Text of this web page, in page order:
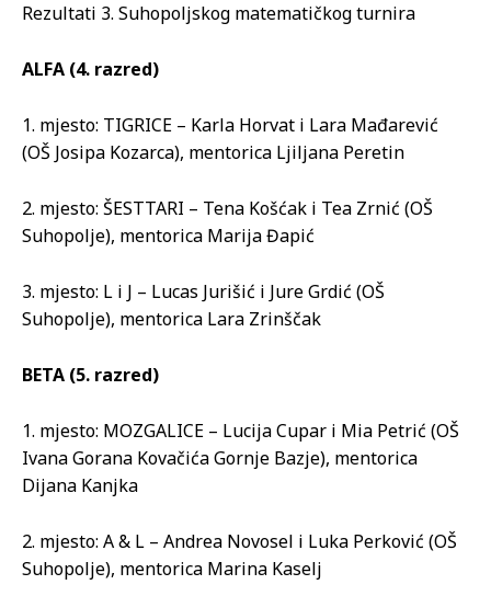
Rezultati 3. Suhopoljskog matematičkog turnira
ALFA (4. razred)
1. mjesto: TIGRICE – Karla Horvat i Lara Mađarević
(OŠ Josipa Kozarca), mentorica Ljiljana Peretin
2. mjesto: ŠESTTARI – Tena Košćak i Tea Zrnić (OŠ
Suhopolje), mentorica Marija Đapić
3. mjesto: L i J – Lucas Jurišić i Jure Grdić (OŠ
Suhopolje), mentorica Lara Zrinščak
BETA (5. razred)
1. mjesto: MOZGALICE – Lucija Cupar i Mia Petrić (OŠ
Ivana Gorana Kovačića Gornje Bazje), mentorica
Dijana Kanjka
2. mjesto: A & L – Andrea Novosel i Luka Perković (OŠ
Suhopolje), mentorica Marina Kaselj